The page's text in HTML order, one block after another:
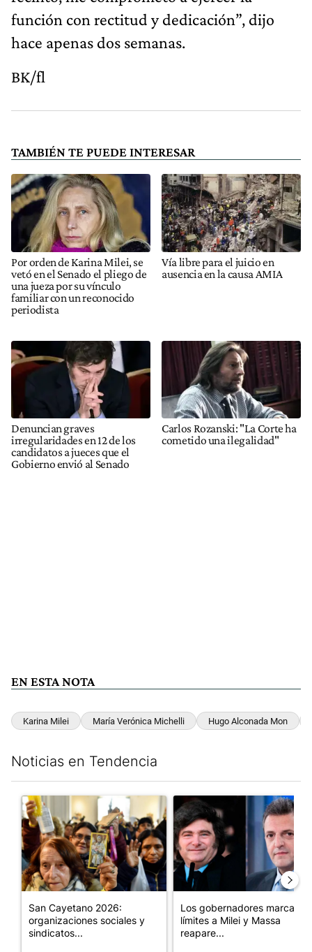
función con rectitud y dedicación”, dijo
hace apenas dos semanas.
BK/fl
TAMBIÉN TE PUEDE INTERESAR
Por orden de Karina Milei, se
vetó en el Senado el pliego de
una jueza por su vínculo
familiar con un reconocido
periodista
Vía libre para el juicio en
ausencia en la causa AMIA
Denuncian graves
irregularidades en 12 de los
candidatos a jueces que el
Gobierno envió al Senado
Carlos Rozanski: "La Corte ha
cometido una ilegalidad"
EN ESTA NOTA
Karina Milei María Verónica Michelli Hugo Alconada Mon
Noticias en Tendencia
Un artículo de tendencia con el título "San Cayetano 2026:
San Cayetano 2026:
organizaciones sociales y
sindicatos...
Un artículo de tendencia
Los gobernadores marcan
límites a Milei y Massa
reapare...